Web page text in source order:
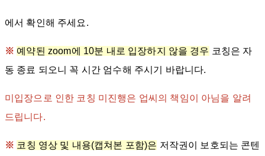
에서 확인해 주세요.
※ 예약된 zoom에 10분 내로 입장하지 않을 경우 코칭은 자
동 종료 되오니 꼭 시간 엄수해 주시기 바랍니다.
미입장으로 인한 코칭 미진행은 업씨의 책임이 아님을 알려
드립니다.
※ 코칭 영상 및 내용(캡쳐본 포함)은 저작권이 보호되는 콘텐